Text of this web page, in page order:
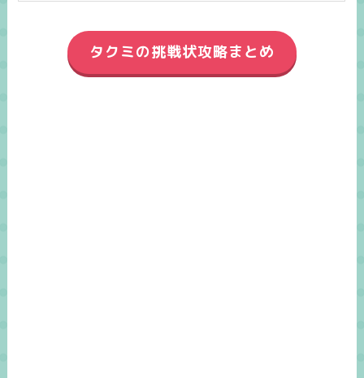
タクミの挑戦状攻略まとめ